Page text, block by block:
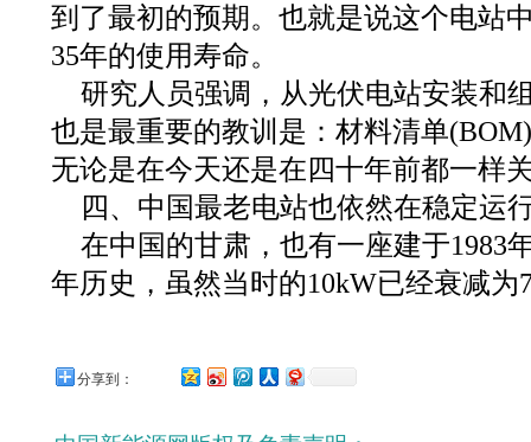
到了最初的预期。也就是说这个电站
35年的使用寿命。
研究人员强调，从光伏电站安装和
也是最重要的教训是：材料清单
无论是在今天还是在四十年前都一样
四、中国最老电站也依然在稳定运
在中国的甘肃，也有一座建于1983
年历史，虽然当时的10kW已经衰减
分享到：